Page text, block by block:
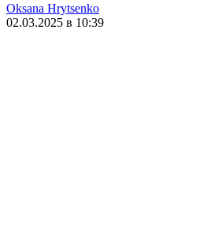
Oksana Hrytsenko
02.03.2025 в 10:39